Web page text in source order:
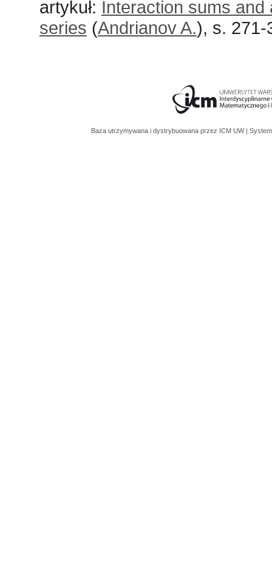
artykuł: Interaction sums
series (Andrianov A.), s. 271-
Baza utrzymywana i dystrybuowana przez ICM UW |